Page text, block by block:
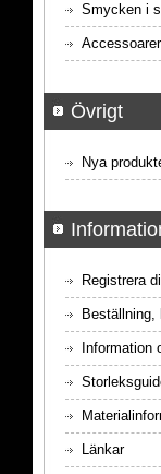
Smycken i
Accessoarer
Övrigt
Nya
Registrera
Information
Länkar